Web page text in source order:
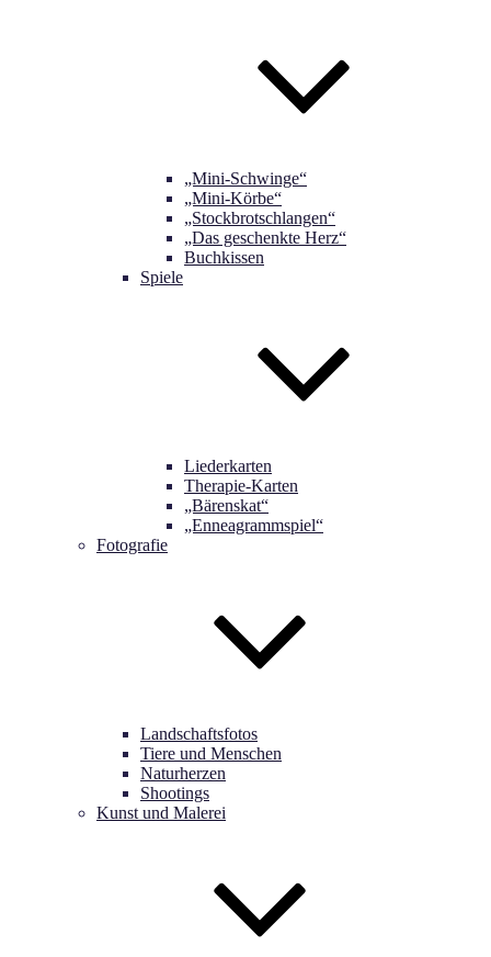
„Mini-Schwinge“
„Mini-Körbe“
„Stockbrotschlangen“
„Das geschenkte Herz“
Buchkissen
Spiele
Liederkarten
Therapie-Karten
„Bärenskat“
„Enneagrammspiel“
Fotografie
Landschaftsfotos
Tiere und Menschen
Naturherzen
Shootings
Kunst und Malerei